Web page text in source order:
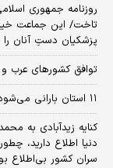
روزنامه جمهوری
تاخت/ این جماعت
پزشکیان دستِ آنان
توافق کشورهای عرب و
۱۱ استان بارانی می‌شود
کنایه زیدآبادی به
دنیا اطلاع دارید،
سران کشور بی‌اطلاع